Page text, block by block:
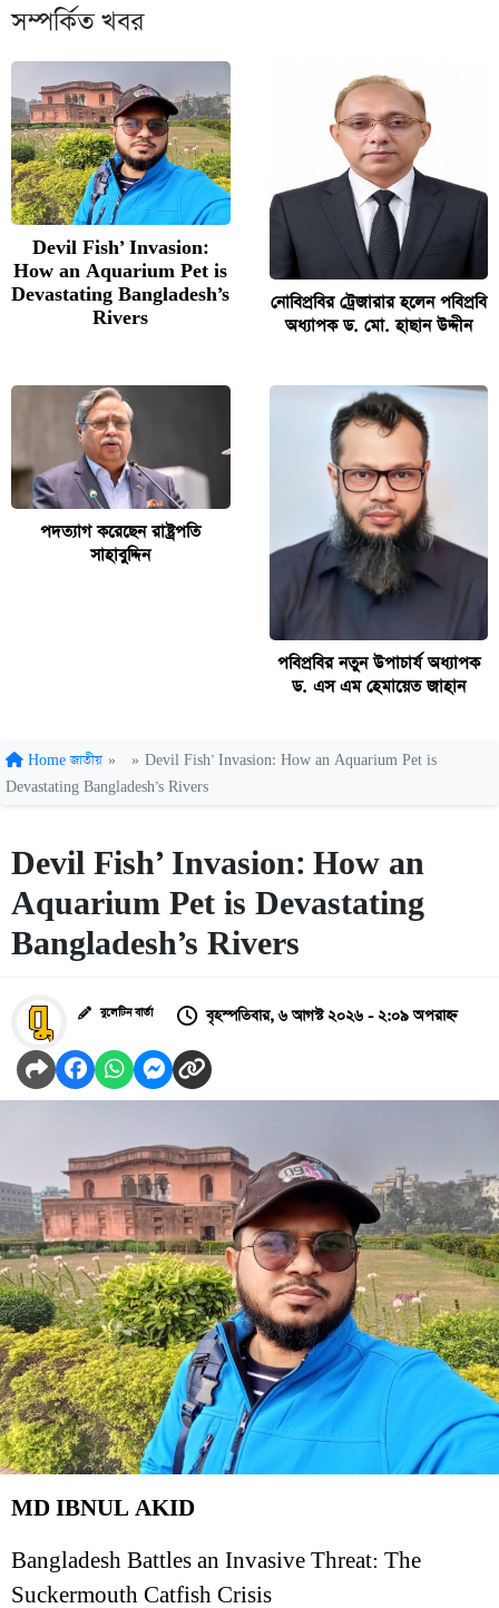
সম্পর্কিত খবর
Devil Fish’ Invasion:
How an Aquarium Pet is
Devastating Bangladesh’s
Rivers
নোবিপ্রবির ট্রেজারার হলেন পবিপ্রবি
অধ্যাপক ড. মো. হাছান উদ্দীন
পদত্যাগ করেছেন রাষ্ট্রপতি
সাহাবুদ্দিন
পবিপ্রবির নতুন উপাচার্য অধ্যাপক
ড. এস এম হেমায়েত জাহান
Home জাতীয় » » Devil Fish’ Invasion: How an Aquarium Pet is
Devastating Bangladesh’s Rivers
Devil Fish’ Invasion: How an
Aquarium Pet is Devastating
Bangladesh’s Rivers
বুলেটিন বার্তা বৃহস্পতিবার, ৬ আগস্ট ২০২৬ - ২:০৯ অপরাহ্ন
MD IBNUL AKID
Bangladesh Battles an Invasive Threat: The
Suckermouth Catfish Crisis